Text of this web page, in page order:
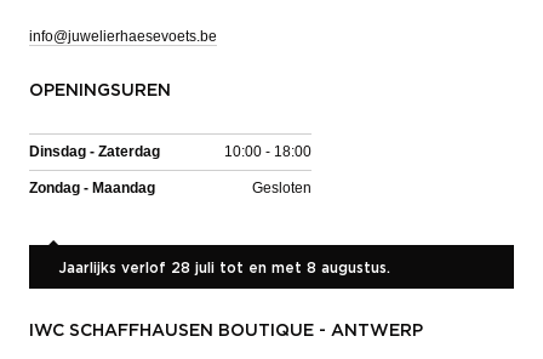
info@juwelierhaesevoets.be
OPENINGSUREN
Dinsdag - Zaterdag 10:00 - 18:00
Zondag - Maandag Gesloten
Jaarlijks verlof 28 juli tot en met 8 augustus.
IWC SCHAFFHAUSEN BOUTIQUE - ANTWERP